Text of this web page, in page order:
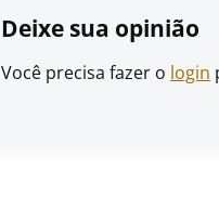
Deixe sua opinião
Você precisa fazer o login